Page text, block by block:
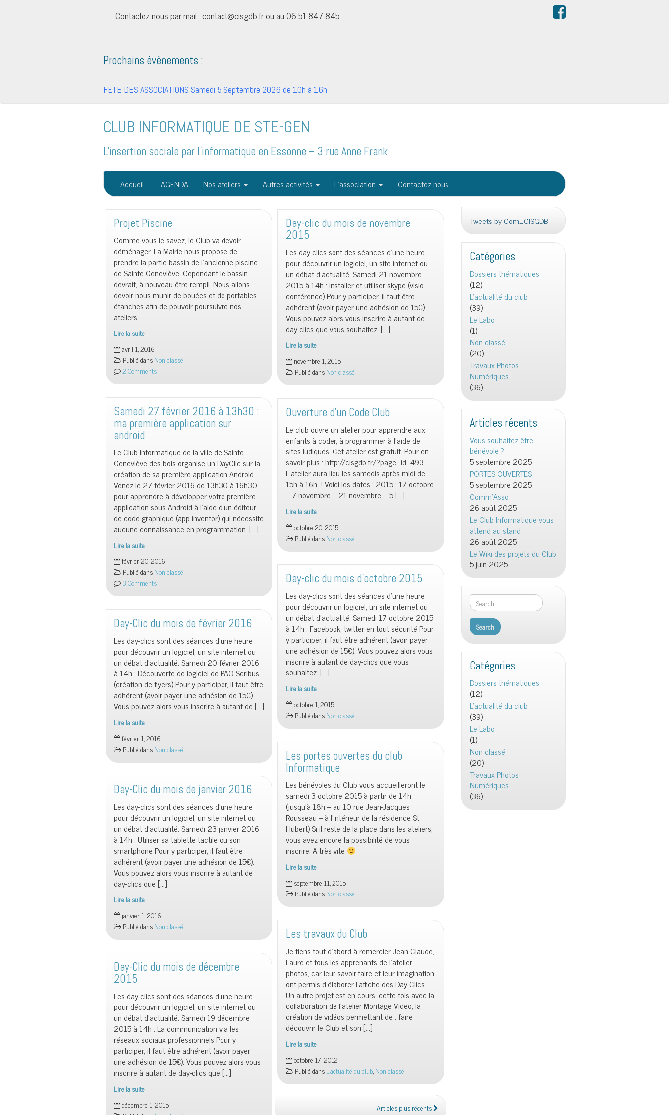
Contactez-nous par mail : contact@cisgdb.fr ou au 06 51 847 845
Prochains évènements :
FETE DES ASSOCIATIONS Samedi 5 Septembre 2026 de 10h à 16h
CLUB INFORMATIQUE DE STE-GEN
L'insertion sociale par l'informatique en Essonne – 3 rue Anne Frank
Accueil AGENDA Nos ateliers Autres activités L’association Contactez-nous
Projet Piscine
Comme vous le savez, le Club va devoir
déménager. La Mairie nous propose de
prendre la partie bassin de l’ancienne piscine
de Sainte-Geneviève. Cependant le bassin
devrait, à nouveau être rempli. Nous allons
devoir nous munir de bouées et de portables
étanches afin de pouvoir poursuivre nos
ateliers.
Lire la suite
Projet
Piscine
avril 1, 2016
Publié dansNon classé
2 Comments
Samedi 27 février 2016 à 13h30 :
ma première application sur
android
Le Club Informatique de la ville de Sainte
Geneviève des bois organise un DayClic sur la
création de sa première application Android.
Venez le 27 février 2016 de 13h30 à 16h30
pour apprendre à développer votre première
application sous Android à l’aide d’un éditeur
de code graphique (app inventor) qui nécessite
aucune connaissance en programmation. […]
Lire la suite
Samedi
27
février
2016
à
13h30
:
ma
première
application
sur
android
février 20, 2016
Publié dansNon classé
3 Comments
Day-Clic du mois de février 2016
Les day-clics sont des séances d’une heure
pour découvrir un logiciel, un site internet ou
un débat d’actualité. Samedi 20 février 2016
à 14h : Découverte de logiciel de PAO Scribus
(création de flyers) Pour y participer, il faut être
adhérent (avoir payer une adhésion de 15€).
Vous pouvez alors vous inscrire à autant de […]
Lire la suite
Day-
Clic
du
mois
de
février
2016
février 1, 2016
Publié dansNon classé
Day-Clic du mois de janvier 2016
Les day-clics sont des séances d’une heure
pour découvrir un logiciel, un site internet ou
un débat d’actualité. Samedi 23 janvier 2016
à 14h : Utiliser sa tablette tactile ou son
smartphone Pour y participer, il faut être
adhérent (avoir payer une adhésion de 15€).
Vous pouvez alors vous inscrire à autant de
day-clics que […]
Lire la suite
Day-
Clic
du
mois
de
janvier
2016
janvier 1, 2016
Publié dansNon classé
Day-Clic du mois de décembre
2015
Les day-clics sont des séances d’une heure
pour découvrir un logiciel, un site internet ou
un débat d’actualité. Samedi 19 décembre
2015 à 14h : La communication via les
réseaux sociaux professionnels Pour y
participer, il faut être adhérent (avoir payer
une adhésion de 15€). Vous pouvez alors vous
inscrire à autant de day-clics que […]
Lire la suite
Day-
Clic
de
décembre
2015
décembre 1, 2015
Day-clic du mois de novembre
2015
Les day-clics sont des séances d’une heure
pour découvrir un logiciel, un site internet ou
un débat d’actualité. Samedi 21 novembre
2015 à 14h : Installer et utiliser skype (visio-
conférence) Pour y participer, il faut être
adhérent (avoir payer une adhésion de 15€).
Vous pouvez alors vous inscrire à autant de
day-clics que vous souhaitez. […]
Lire la suite
Day-
clic
du
mois
de
novembre
2015
novembre 1, 2015
Publié dansNon classé
Ouverture d’un Code Club
Le club ouvre un atelier pour apprendre aux
enfants à coder, à programmer à l’aide de
sites ludiques. Cet atelier est gratuit. Pour en
savoir plus : http://cisgdb.fr/?page_id=493
L’atelier aura lieu les samedis après-midi de
15h à 16h ! Voici les dates : 2015 : 17 octobre
– 7 novembre – 21 novembre – 5 […]
Lire la suite
Ouverture
d’un
Code
Club
octobre 20, 2015
Publié dansNon classé
Day-clic du mois d’octobre 2015
Les day-clics sont des séances d’une heure
pour découvrir un logiciel, un site internet ou
un débat d’actualité. Samedi 17 octobre 2015
à 14h : Facebook, twitter en tout sécurité Pour
y participer, il faut être adhérent (avoir payer
une adhésion de 15€). Vous pouvez alors vous
inscrire à autant de day-clics que vous
souhaitez. […]
Lire la suite
Day-
clic
du
mois
d’octobre
2015
octobre 1, 2015
Publié dansNon classé
Les portes ouvertes du club
Informatique
Les bénévoles du Club vous accueilleront le
samedi 3 octobre 2015 à partir de 14h
(jusqu’à 18h – au 10 rue Jean-Jacques
Rousseau – à l’intérieur de la résidence St
Hubert) Si il reste de la place dans les ateliers,
vous avez encore la possibilité de vous
inscrire. A très vite
Lire la suite
Les
portes
ouvertes
du
club
Informatique
septembre 11, 2015
Publié dansNon classé
Les travaux du Club
Je tiens tout d’abord à remercier Jean-Claude,
Laure et tous les apprenants de l’atelier
photos, car leur savoir-faire et leur imagination
ont permis d’élaborer l’affiche des Day-Clics.
Un autre projet est en cours, cette fois avec la
collaboration de l’atelier Montage Vidéo, la
création de vidéos permettant de : faire
découvrir le Club et son […]
Lire la suite
Les
travaux
du
Club
octobre 17, 2012
Publié dansL'actualité du club,Non classé
Articles plus récents
Tweets by Com_CISGDB
Catégories
Dossiers thématiques
(12)
L'actualité du club
(39)
Le Labo
(1)
Non classé
(20)
Travaux Photos
Numériques
(36)
Articles récents
Vous souhaitez être
bénévole ?
5 septembre 2025
PORTES OUVERTES
5 septembre 2025
Comm’Asso
26 août 2025
Le Club Informatique vous
attend au stand
26 août 2025
Le Wiki des projets du Club
5 juin 2025
Catégories
Dossiers thématiques
(12)
L'actualité du club
(39)
Le Labo
(1)
Non classé
(20)
Travaux Photos
Numériques
(36)